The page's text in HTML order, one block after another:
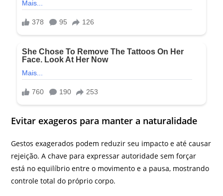
Evitar exageros para manter a naturalidade
Gestos exagerados podem reduzir seu impacto e até causar
rejeição. A chave para expressar autoridade sem forçar
está no equilíbrio entre o movimento e a pausa, mostrando
controle total do próprio corpo.